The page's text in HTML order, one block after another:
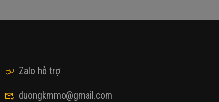
Zalo hỗ trợ
duongkmmo@gmail.com